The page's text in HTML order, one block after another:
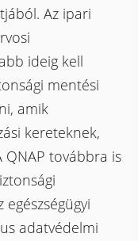
Az ipari
ideig kell
mentési
amik
kereteknek,
QNAP továbbra is
adatvédelmi